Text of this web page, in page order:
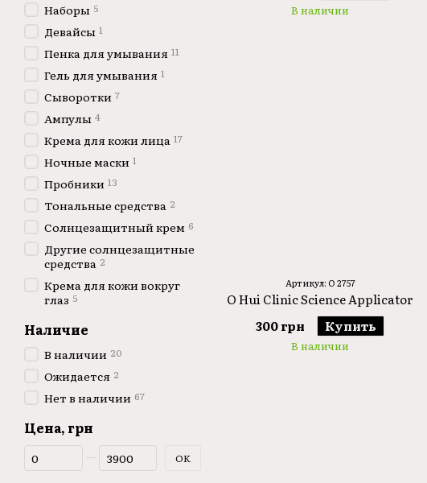
В наличии
Артикул: O 2757
O Hui Clinic Science Applicator
300 грн
Купить
В наличии
Наборы 5
Девайсы 1
Пенка для умывания 11
Гель для умывания 1
Сыворотки 7
Ампулы 4
Крема для кожи лица 17
Ночные маски 1
Пробники 13
Тональные средства 2
Солнцезащитный крем 6
Другие солнцезащитные
средства 2
Крема для кожи вокруг
глаз 5
Наличие
В наличии 20
Ожидается 2
Нет в наличии 67
Цена, грн
От Цена, грн
До Цена, грн OK